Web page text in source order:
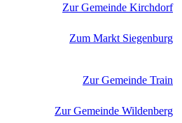
Zur Gemeinde Kirchdorf
Zum Markt Siegenburg
Zur Gemeinde Train
Zur Gemeinde Wildenberg